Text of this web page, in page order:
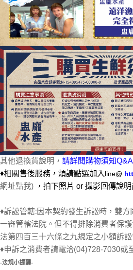
其他退換貨說明， 請詳閱購物須知Q&A
♦相關售後服務，煩請點選加入 line@
網址點我) ， 拍下照片 or 攝影回傳說明
♦訴訟管轄:因本契約發生訴訟時，雙
一審管轄法院。但不得排除消費者保
法第四百三十六條之九規定之小額訴
♦申訴之消費者請電洽(04)728-7030或
-法規小提醒-